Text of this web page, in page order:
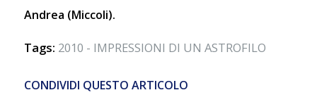
Andrea (Miccoli).
Tags: 2010 - IMPRESSIONI DI UN ASTROFILO
CONDIVIDI QUESTO ARTICOLO